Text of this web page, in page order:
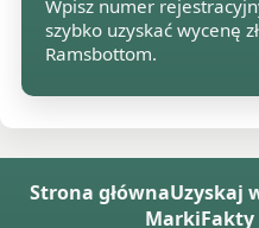
Wpisz numer
szybko uzyskać wycenę
Ramsbottom.
Strona głównaUzyskaj
MarkiFakty